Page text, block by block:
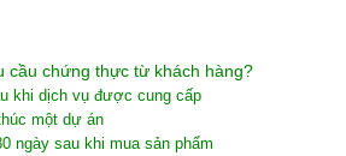
cầu chứng thực từ khách hàng?
khi dịch vụ được cung cấp
một dự án
ngày sau khi mua sản phẩm